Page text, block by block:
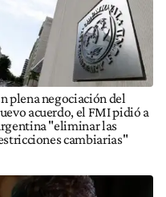
plena negociación del
acuerdo, el FMI pidió a
"eliminar las
cambiarias"